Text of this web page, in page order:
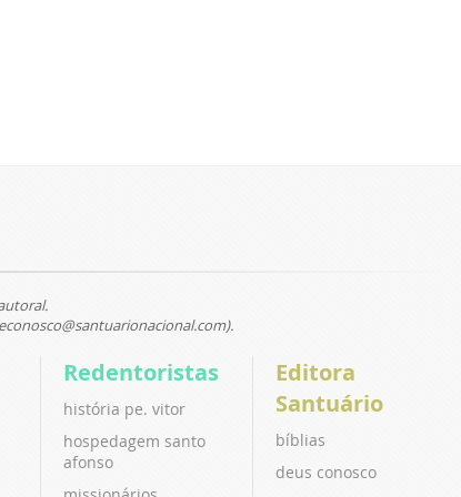
Redentoristas
história pe. vitor
hospedagem santo
afonso
Editora
Santuário
bíblias
deus conosco